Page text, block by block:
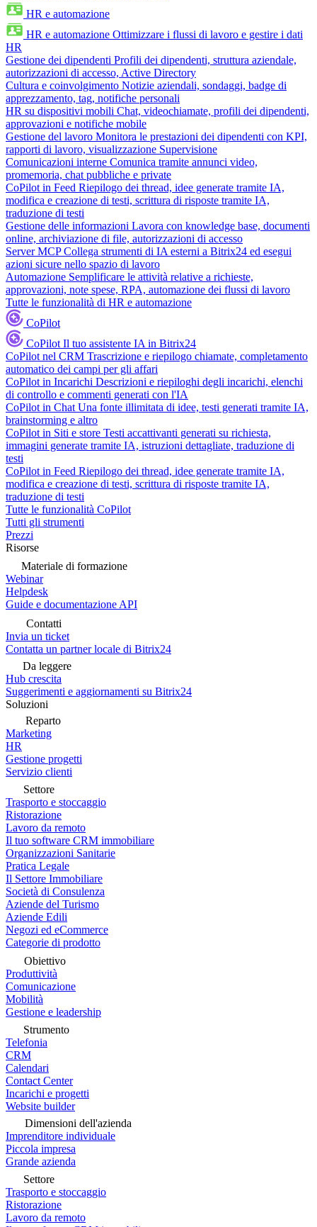
HR e automazione
HR e automazione Ottimizzare i flussi di lavoro e gestire i dati
HR
Gestione dei dipendenti Profili dei dipendenti, struttura aziendale,
autorizzazioni di accesso, Active Directory
Cultura e coinvolgimento Notizie aziendali, sondaggi, badge di
apprezzamento, tag, notifiche personali
HR su dispositivi mobili Chat, videochiamate, profili dei dipendenti,
approvazioni e notifiche mobile
Gestione del lavoro Monitora le prestazioni dei dipendenti con KPI,
rapporti di lavoro, visualizzazione Supervisione
Comunicazioni interne Comunica tramite annunci video,
promemoria, chat pubbliche e private
CoPilot in Feed Riepilogo dei thread, idee generate tramite IA,
modifica e creazione di testi, scrittura di risposte tramite IA,
traduzione di testi
Gestione delle informazioni Lavora con knowledge base, documenti
online, archiviazione di file, autorizzazioni di accesso
Server MCP Collega strumenti di IA esterni a Bitrix24 ed esegui
azioni sicure nello spazio di lavoro
Automazione Semplificare le attività relative a richieste,
approvazioni, note spese, RPA, automazione dei flussi di lavoro
Tutte le funzionalità di HR e automazione
CoPilot
CoPilot Il tuo assistente IA in Bitrix24
CoPilot nel CRM Trascrizione e riepilogo chiamate, completamento
automatico dei campi per gli affari
CoPilot in Incarichi Descrizioni e riepiloghi degli incarichi, elenchi
di controllo e commenti generati con l'IA
CoPilot in Chat Una fonte illimitata di idee, testi generati tramite IA,
brainstorming e altro
CoPilot in Siti e store Testi accattivanti generati su richiesta,
immagini generate tramite IA, istruzioni dettagliate, traduzione di
testi
CoPilot in Feed Riepilogo dei thread, idee generate tramite IA,
modifica e creazione di testi, scrittura di risposte tramite IA,
traduzione di testi
Tutte le funzionalità CoPilot
Tutti gli strumenti
Prezzi
Risorse
Materiale di formazione
Webinar
Helpdesk
Guide e documentazione API
Contatti
Invia un ticket
Contatta un partner locale di Bitrix24
Da leggere
Hub crescita
Suggerimenti e aggiornamenti su Bitrix24
Soluzioni
Reparto
Marketing
HR
Gestione progetti
Servizio clienti
Settore
Trasporto e stoccaggio
Ristorazione
Lavoro da remoto
Il tuo software CRM immobiliare
Organizzazioni Sanitarie
Pratica Legale
Il Settore Immobiliare
Società di Consulenza
Aziende del Turismo
Aziende Edili
Negozi ed eCommerce
Categorie di prodotto
Obiettivo
Produttività
Comunicazione
Mobilità
Gestione e leadership
Strumento
Telefonia
CRM
Calendari
Contact Center
Incarichi e progetti
Website builder
Dimensioni dell'azienda
Imprenditore individuale
Piccola impresa
Grande azienda
Settore
Trasporto e stoccaggio
Ristorazione
Lavoro da remoto